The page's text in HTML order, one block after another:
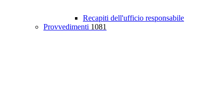
Recapiti dell'ufficio responsabile
Provvedimenti 1081